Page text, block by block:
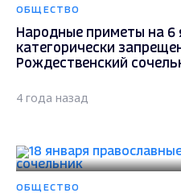
ОБЩЕСТВО
Народные приметы на 6
категорически
Рождественский
4 года назад
ОБЩЕСТВО